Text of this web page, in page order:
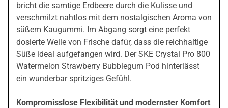
bricht die samtige Erdbeere durch die Kulisse und
verschmilzt nahtlos mit dem nostalgischen Aroma von
süßem Kaugummi. Im Abgang sorgt eine perfekt
dosierte Welle von Frische dafür, dass die reichhaltige
Süße ideal aufgefangen wird. Der SKE Crystal Pro 800
Watermelon Strawberry Bubblegum Pod hinterlässt
ein wunderbar spritziges Gefühl.
Kompromisslose Flexibilität und modernster Komfort